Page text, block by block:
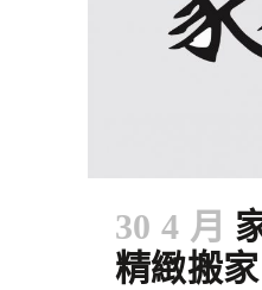
30 4 月
精緻搬家